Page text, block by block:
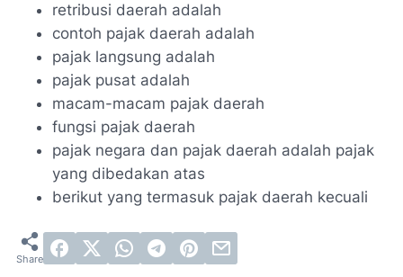
retribusi daerah adalah
contoh pajak daerah adalah
pajak langsung adalah
pajak pusat adalah
macam-macam pajak daerah
fungsi pajak daerah
pajak negara dan pajak daerah adalah pajak
yang dibedakan atas
berikut yang termasuk pajak daerah kecuali